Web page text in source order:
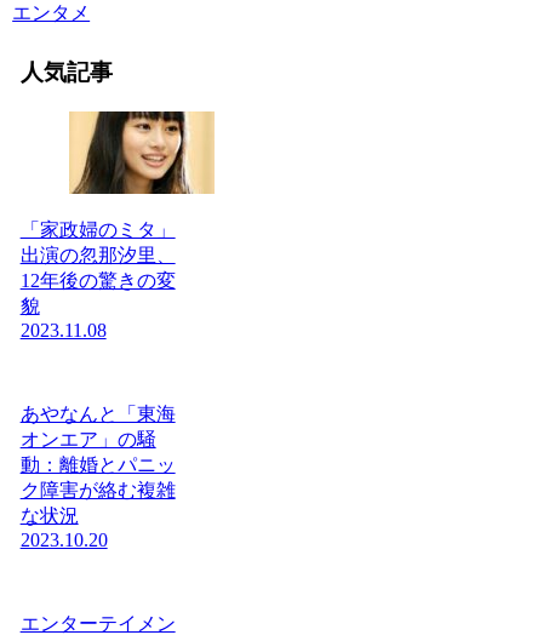
エンタメ
人気記事
「家政婦のミタ」
出演の忽那汐里、
12年後の驚きの変
貌
2023.11.08
あやなんと「東海
オンエア」の騒
動：離婚とパニッ
ク障害が絡む複雑
な状況
2023.10.20
エンターテイメン